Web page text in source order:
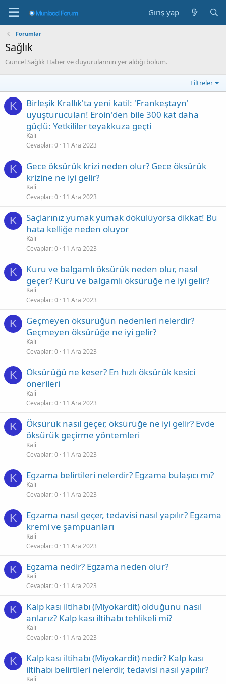
Giriş yap
Forumlar
Sağlık
Güncel Sağlık Haber ve duyurularının yer aldığı bölüm.
Filtreler
K
Birleşik Krallık'ta yeni katil: 'Frankeştayn'
uyuşturucuları! Eroin'den bile 300 kat daha
güçlü: Yetkililer teyakkuza geçti
Kali
Cevaplar 0 11 Ara 2023
K
Gece öksürük krizi neden olur? Gece öksürük
krizine ne iyi gelir?
Kali
Cevaplar 0 11 Ara 2023
K
Saçlarınız yumak yumak dökülüyorsa dikkat! Bu
hata kelliğe neden oluyor
Kali
Cevaplar 0 11 Ara 2023
K
Kuru ve balgamlı öksürük neden olur, nasıl
geçer? Kuru ve balgamlı öksürüğe ne iyi gelir?
Kali
Cevaplar 0 11 Ara 2023
K
Geçmeyen öksürüğün nedenleri nelerdir?
Geçmeyen öksürüğe ne iyi gelir?
Kali
Cevaplar 0 11 Ara 2023
K
Öksürüğü ne keser? En hızlı öksürük kesici
önerileri
Kali
Cevaplar 0 11 Ara 2023
K
Öksürük nasıl geçer, öksürüğe ne iyi gelir? Evde
öksürük geçirme yöntemleri
Kali
Cevaplar 0 11 Ara 2023
K Egzama belirtileri nelerdir? Egzama bulaşıcı mı?
Kali
Cevaplar 0 11 Ara 2023
K
Egzama nasıl geçer, tedavisi nasıl yapılır? Egzama
kremi ve şampuanları
Kali
Cevaplar 0 11 Ara 2023
K Egzama nedir? Egzama neden olur?
Kali
Cevaplar 0 11 Ara 2023
K
Kalp kası iltihabı (Miyokardit) olduğunu nasıl
anlarız? Kalp kası iltihabı tehlikeli mi?
Kali
Cevaplar 0 11 Ara 2023
K
Kalp kası iltihabı (Miyokardit) nedir? Kalp kası
iltihabı belirtileri nelerdir, tedavisi nasıl yapılır?
Kali